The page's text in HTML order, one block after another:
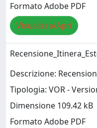
Formato Adobe PDF
Visualizza/Apri
Descrizione:
Tipologia: VOR -
Dimensione 109.42 kB
Formato Adobe PDF